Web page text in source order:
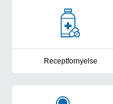
Receptfornyelse